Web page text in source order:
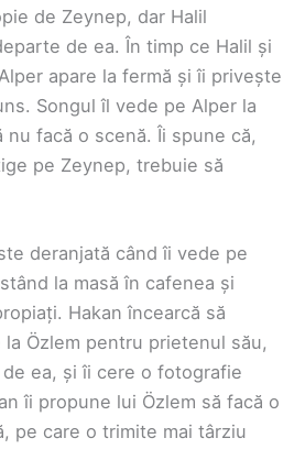
de Zeynep, dar Halil
de ea. În timp ce Halil și
apare la fermă și îi privește
Songul îl vede pe Alper la
facă o scenă. Îi spune că,
pe Zeynep, trebuie să
deranjată când îi vede pe
la masă în cafenea și
Hakan încearcă să
Özlem pentru prietenul său,
ea, și îi cere o fotografie
îi propune lui Özlem să facă o
pe care o trimite mai târziu